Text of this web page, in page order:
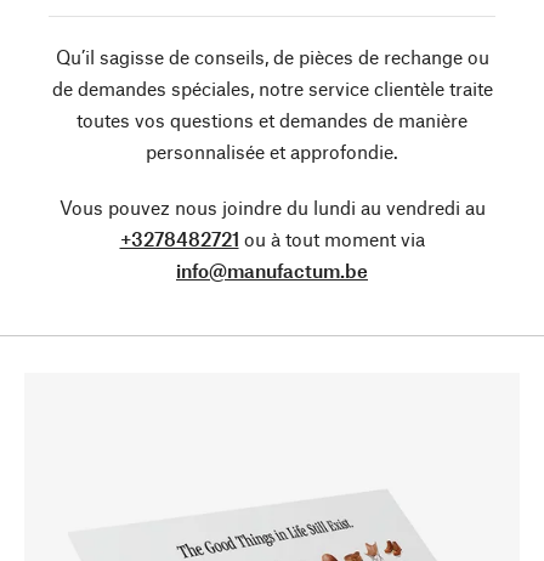
Qu’il sagisse de conseils, de pièces de rechange ou
de demandes spéciales, notre service clientèle traite
toutes vos questions et demandes de manière
personnalisée et approfondie.
Vous pouvez nous joindre du lundi au vendredi au
+3278482721 ou à tout moment via
info@manufactum.be